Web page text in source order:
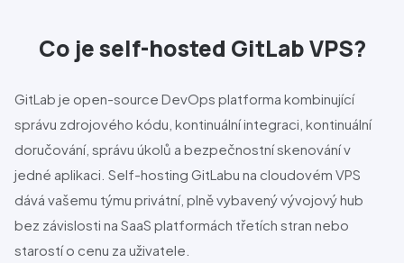
Co je self-hosted GitLabVPS?
GitLab je open-source DevOps platforma kombinující
správu zdrojového kódu, kontinuální integraci, kontinuální
doručování, správu úkolů a bezpečnostní skenování v
jedné aplikaci. Self-hosting GitLabu na cloudovém VPS
dává vašemu týmu privátní, plně vybavený vývojový hub
bez závislosti na SaaS platformách třetích stran nebo
starostí o cenu za uživatele.